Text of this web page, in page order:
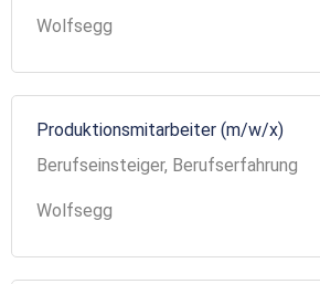
Wolfsegg
Produktionsmitarbeiter (m/w/x)
Berufseinsteiger, Berufserfahrung
Wolfsegg